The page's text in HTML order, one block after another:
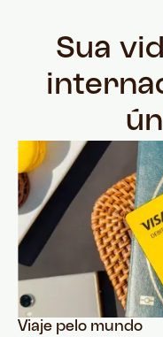
Sua
Viaje pelo mundo